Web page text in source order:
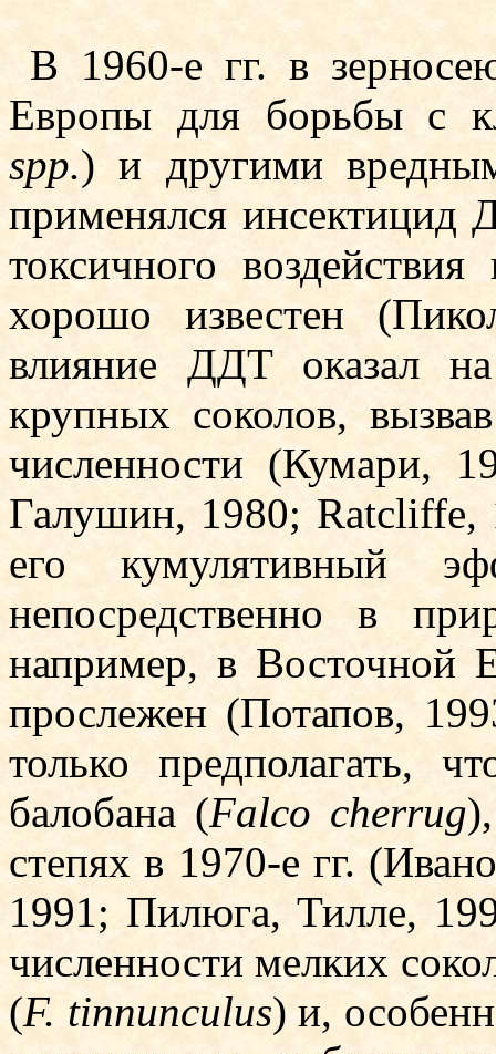
В 1960-е гг. в
Европы для борьбы с
spp.) и другими
применялся
токсичного
хоро­шо известен
влияние ДДТ оказал
крупных соколов,
численности (Кумари,
Галушин, 1980;
его кумулятивный
непосредственно в
например, в Вос­точной
прослежен (Потапов,
только предполагать,
балобана (Falco cherrug
степях в 1970-е гг.
1991; Пилюга, Тилле,
численности мелких
(F. tinnunculus) и,